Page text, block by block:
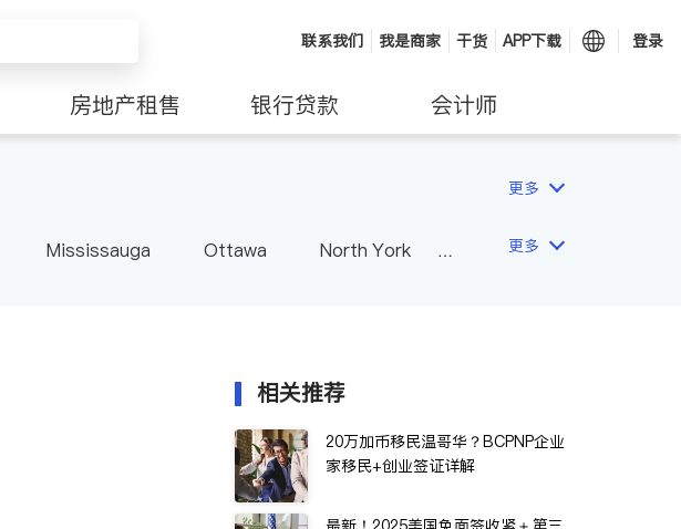
联系我们 我是商家 干货 APP下载 登录
房地产租售 银行贷款 会计师
更多
Mississauga Ottawa
North York
更多
相关推荐
20万加币移民温哥华？BCPNP企业
家移民+创业签证详解